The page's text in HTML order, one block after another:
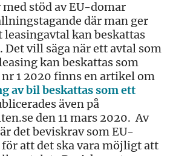
stöd av EU-domar
där man ger
leasingavtal kan beskattas
vill säga när ett avtal som
kan beskattas som
1 2020 finns en artikel om
av bil beskattas som ett
även på
den 11 mars 2020. Av
det beviskrav som EU-
att det ska vara möjligt att